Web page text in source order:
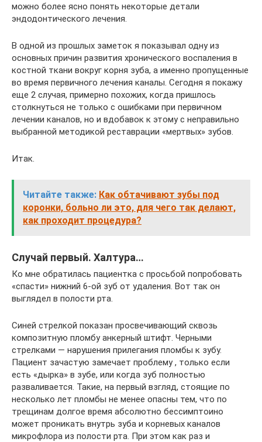
можно более ясно понять некоторые детали
эндодонтического лечения.
В одной из прошлых заметок я показывал одну из
основных причин развития хронического воспаления в
костной ткани вокруг корня зуба, а именно пропущенные
во время первичного лечения каналы. Сегодня я покажу
еще 2 случая, примерно похожих, когда пришлось
столкнуться не только с ошибками при первичном
лечении каналов, но и вдобавок к этому с неправильно
выбранной методикой реставрации «мертвых» зубов.
Итак.
Читайте также: Как обтачивают зубы под
коронки, больно ли это, для чего так делают,
как проходит процедура?
Случай первый. Халтура…
Ко мне обратилась пациентка с просьбой попробовать
«спасти» нижний 6-ой зуб от удаления. Вот так он
выглядел в полости рта.
Синей стрелкой показан просвечивающий сквозь
композитную пломбу анкерный штифт. Черными
стрелками — нарушения прилегания пломбы к зубу.
Пациент зачастую замечает проблему , только если
есть «дырка» в зубе, или когда зуб полностью
разваливается. Такие, на первый взгляд, стоящие по
несколько лет пломбы не менее опасны тем, что по
трещинам долгое время абсолютно бессимптоино
может проникать внутрь зуба и корневых каналов
микрофлора из полости рта. При этом как раз и